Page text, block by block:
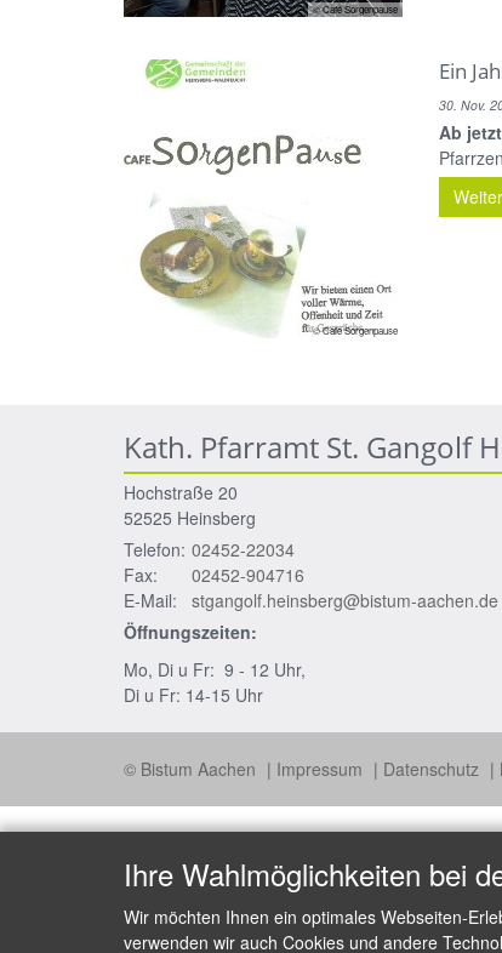
© Café Sorgenpause
© Cafe Sorgenpause
Ein
30. Nov.
Ab
Kath. Pfarramt St. Gangolf
Hochstraße 20
52525 Heinsberg
Telefon: 02452-22034
Fax:
02452-904716
E-Mail:
stgangolf.heinsberg@bistum-aachen.de
Öffnungszeiten:
Mo, Di u Fr: 9 - 12 Uhr,
Di u Fr: 14-15 Uhr
© Bistum Aachen Impressum Datenschutz
Ihre Wahlmöglichkeiten bei
Wir möchten Ihnen ein optimales Webseiten-
verwenden wir auch Cookies und andere